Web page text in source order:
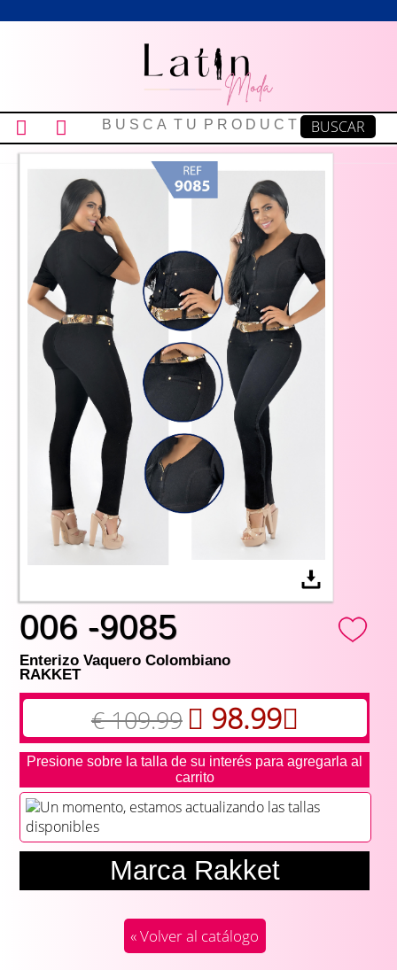
006 -9085
Enterizo Vaquero Colombiano
RAKKET
€ 109.99 98.99
Presione sobre la talla de su interés para agregarla al
carrito
Un momento, estamos actualizando las tallas
disponibles
Marca Rakket
« Volver al catálogo